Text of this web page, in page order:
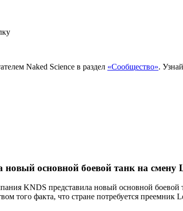
Naked Science в раздел «Сообщество».
новый основной боевой танк на смену
KNDS представила новый основной
того факта, что стране потребуется